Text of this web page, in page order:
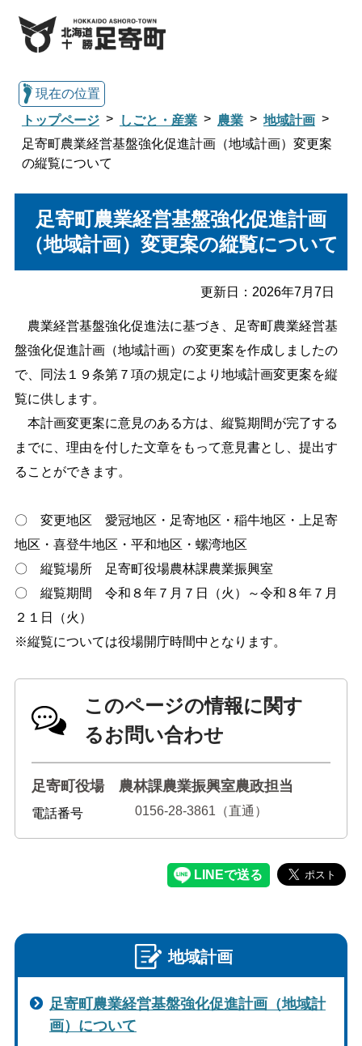
くらし・行政情報トップ
暮らし・手続き
子育て・教育 健康・福祉
しごと・産業
文字サイズ
色合い
閉じる
現在の位置
トップページ
しごと・産業 農業
地域計画
足寄町農業経営基盤強化促進計画（地域計画）変更案
の縦覧について
足寄町農業経営基盤強化促進計画
（地域計画）変更案の縦覧について
更新日： 2026年7月7日
農業経営基盤強化促進法に基づき、足寄町農業経営基
盤強化促進計画（地域計画）の変更案を作成しましたの
で、同法１９条第７項の規定により地域計画変更案を縦
覧に供します。
本計画変更案に意見のある方は、縦覧期間が完了する
までに、理由を付した文章をもって意見書とし、提出す
ることができます。
〇 変更地区 愛冠地区・足寄地区・稲牛地区・上足寄
地区・喜登牛地区・平和地区・螺湾地区
〇 縦覧場所 足寄町役場農林課農業振興室
〇 縦覧期間 令和８年７月７日（火）～令和８年７月
２１日（火）
※縦覧については役場開庁時間中となります。
このページの情報に関す
るお問い合わせ
足寄町役場 農林課農業振興室農政担当
電話番号 0156-28-3861（直通）
地域計画
足寄町農業経営基盤強化促進計画（地域計
画）について